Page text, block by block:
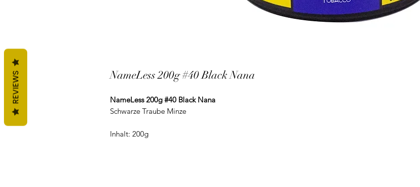
NameLess 200g #40 Black Nana
NameLess 200g #40 Black Nana
Schwarze Traube Minze
Inhalt: 200g
REVIEWS